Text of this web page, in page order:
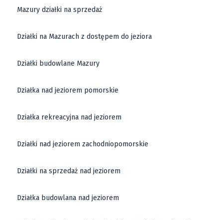
Mazury działki na sprzedaż
Działki na Mazurach z dostępem do jeziora
Działki budowlane Mazury
Działka nad jeziorem pomorskie
Działka rekreacyjna nad jeziorem
Działki nad jeziorem zachodniopomorskie
Działki na sprzedaż nad jeziorem
Działka budowlana nad jeziorem